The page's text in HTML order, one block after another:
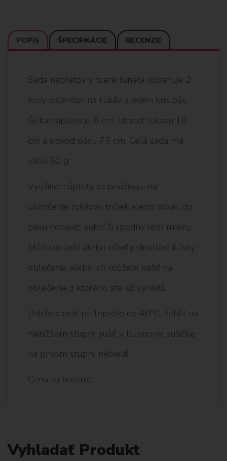
POPIS ŠPECIFIKÁCIE RECENZIE
Sada nápletov v tvare tunela obsahuje 2
kusy patentov na rukáv a jeden kus pás.
Šírka nápletu je 8 cm, obvod rukávu 16
cm a obvod pásu 75 cm. Celá sada má
váhu 50 g.
Využitie: náplety sa používaju na
ukončenie rukávov tričiek alebo mikín, do
pásu nohavíc, sukní či spodný lem mikiny.
Môžu doladiť alebo oživiť jednotlivé kúsky
oblečenia alebo ich môžete našiť na
oblečenie z ktorého ste už vyrástli.
Údržba: prať pri teplote do 40°C, žehliť na
najnižšom stupni, sušiť v bubnovej sušičke
na prvom stupni, nebieliť.
Cena za balenie.
Vyhladať Produkt